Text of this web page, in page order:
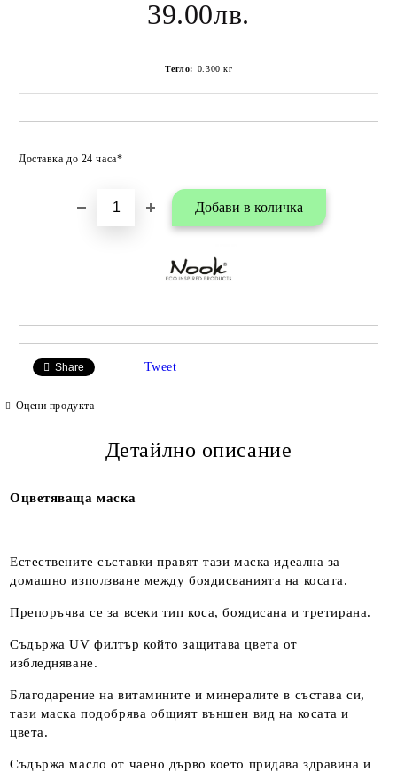
39.00лв.
Тегло: 0.300 кг
Доставка до 24 часа*
Share Tweet
Оцени продукта
Детайлно описание
Оцветяваща маска
Естествените съставки правят тази маска идеална за
домашно използване между боядисванията на косата.
Препоръчва се за всеки тип коса, боядисана и третирана.
Съдържа UV филтър който защитава цвета от
избледняване.
Благодарение на витамините и минералите в състава си,
тази маска подобрява общият външен вид на косата и
цвета.
Съдържа масло от чаено дърво което придава здравина и